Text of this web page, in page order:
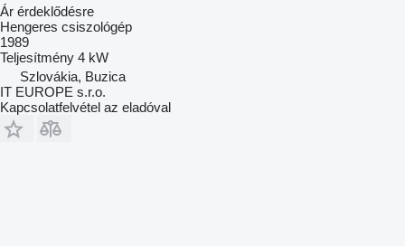
Ár érdeklődésre
Hengeres csiszológép
1989
Teljesítmény 4 kW
Szlovákia, Buzica
IT EUROPE s.r.o.
Kapcsolatfelvétel az eladóval